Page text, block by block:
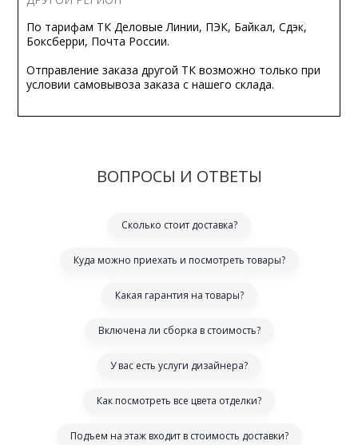
По тарифам ТК Деловые Линии, ПЭК, Байкал, Сдэк,
Боксберри, Почта России.
Отправление заказа другой ТК возможно только при
условии самовывоза заказа с нашего склада.
ВОПРОСЫ И ОТВЕТЫ
Сколько стоит доставка?
Куда можно приехать и посмотреть товары?
Какая гарантия на товары?
Включена ли сборка в стоимость?
У вас есть услуги дизайнера?
Как посмотреть все цвета отделки?
Подъем на этаж входит в стоимость доставки?